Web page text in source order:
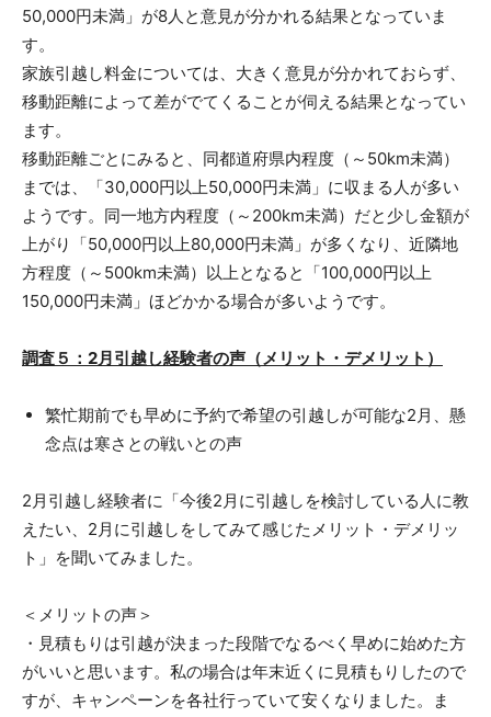
50,000円未満」が8人と意見が分かれる結果となっていま
す。
家族引越し料金については、大きく意見が分かれておらず、
移動距離によって差がでてくることが伺える結果となってい
ます。
移動距離ごとにみると、同都道府県内程度（～50km未満）
までは、「30,000円以上50,000円未満」に収まる人が多い
ようです。同一地方内程度（～200km未満）だと少し金額が
上がり「50,000円以上80,000円未満」が多くなり、近隣地
方程度（～500km未満）以上となると「100,000円以上
150,000円未満」ほどかかる場合が多いようです。
調査５：2月引越し経験者の声（メリット・デメリット）
繁忙期前でも早めに予約で希望の引越しが可能な2月、懸
念点は寒さとの戦いとの声
2月引越し経験者に「今後2月に引越しを検討している人に教
えたい、2月に引越しをしてみて感じたメリット・デメリッ
ト」を聞いてみました。
＜メリットの声＞
・見積もりは引越が決まった段階でなるべく早めに始めた方
がいいと思います。私の場合は年末近くに見積もりしたので
すが、キャンペーンを各社行っていて安くなりました。ま